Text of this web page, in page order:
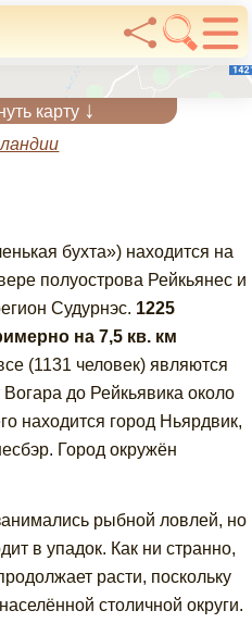
карту ↓
бухта») находится на
полуострова Рейкьянес и
Судурнэс. 1225
на 7,5 кв. км
(1131 человек) являются
до Рейкьявика около
находится город Ньярдвик,
Город окружён
рыбной ловлей, но
в упадок. Как ни странно,
расти, поскольку
столичной округи.